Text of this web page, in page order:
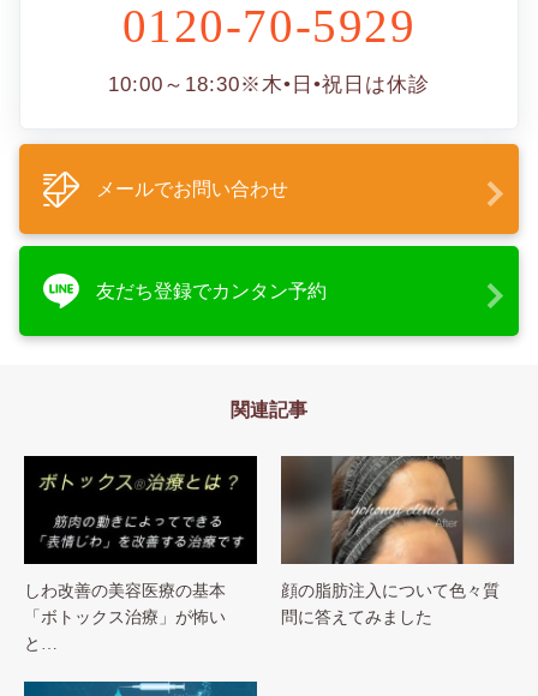
0120-70-5929
10:00～18:30※木•日•祝日は休診
メールでお問い合わせ
友だち登録でカンタン予約
関連記事
しわ改善の美容医療の基本
「ボトックス治療」が怖い
と…
顔の脂肪注入について色々質
問に答えてみました